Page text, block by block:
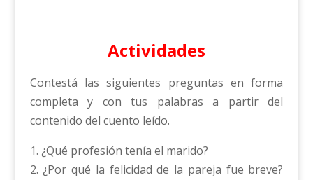
Actividades
Contestá las siguientes preguntas en forma
completa y con tus palabras a partir del
contenido del cuento leído.
1. ¿Qué profesión tenía el marido?
2. ¿Por qué la felicidad de la pareja fue breve?